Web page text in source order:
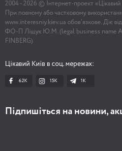
2004 - 2026 © Інтернет-проект «Цікавий
При повному або частковому
www.interesniy.kiev.ua обов'язкове. Діє
ФО-П Ліщук Ю.М. (legal business name
FINBERG)
Цікавий Київ в соц. мережах:
62K 15K 1К
Підпишіться на новини,